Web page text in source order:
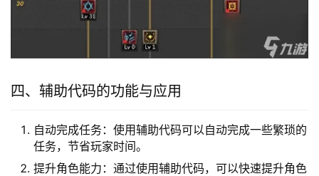
四、辅助代码的功能与应用
自动完成任务：使用辅助代码可以自动完成一些繁琐的
任务，节省玩家时间。
提升角色能力：通过使用辅助代码，可以快速提升角色